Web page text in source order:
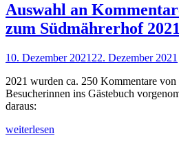
Auswahl an
zum Südmährerhof 2021
10. Dezember 2021 22. Dezember 2021
2021 wurden ca. 250 Kommentare von
Besucherinnen ins Gästebuch
daraus:
weiterlesen